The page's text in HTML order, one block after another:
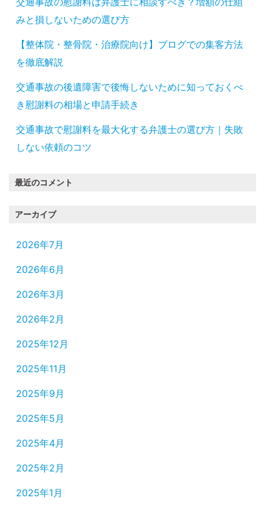
みと損しないための選び方
【整体院・整骨院・治療院向け】ブログでの集客方法
を徹底解説
交通事故の後遺障害で後悔しないために知っておくべ
き慰謝料の相場と申請手続き
交通事故で慰謝料を最大化する弁護士の選び方｜失敗
しない依頼のコツ
最近のコメント
アーカイブ
2026年7月
2026年6月
2026年3月
2026年2月
2025年12月
2025年11月
2025年9月
2025年5月
2025年4月
2025年2月
2025年1月